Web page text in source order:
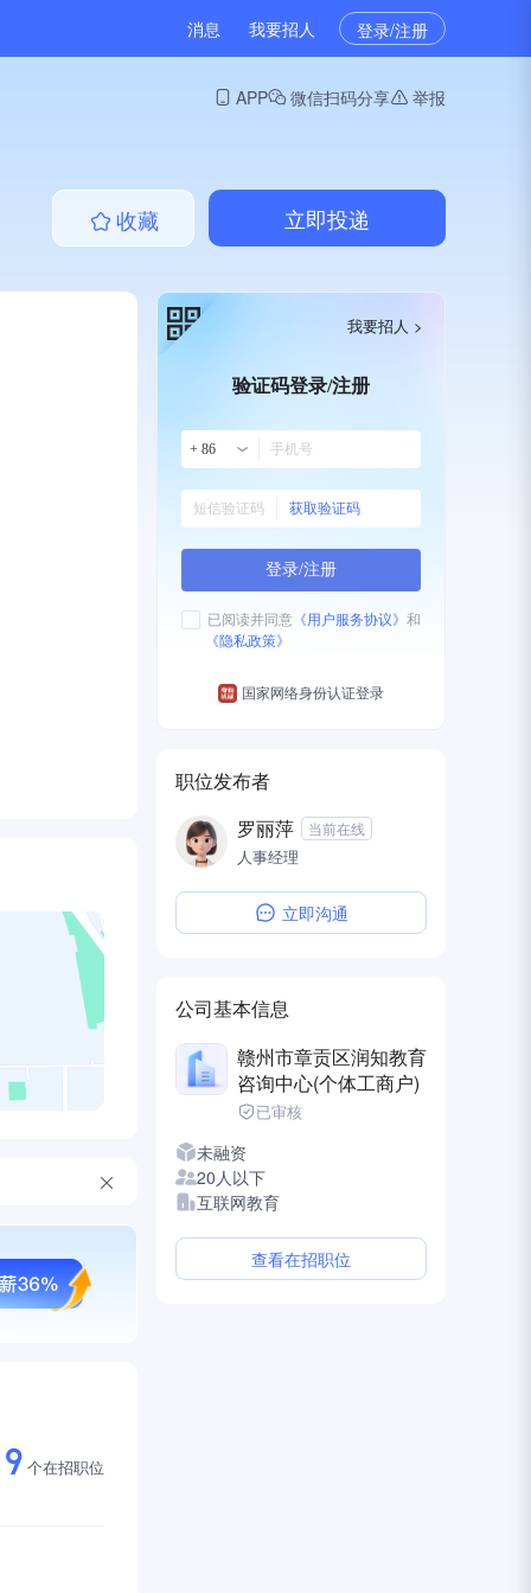
消息 我要招人 登录/注册
APP 微信扫码分享 举报
收藏 立即投递
9 个在招职位
验证码登录/注册
+ 86
获取验证码
登录/注册
已阅读并同意 《用户服务协议》 和
《隐私政策》
国家网络身份认证登录
我要招人 >
职位发布者
罗丽萍
当前在线
人事经理
立即沟通
公司基本信息
赣州市章贡区润知教育
咨询中心(个体工商户)
已审核
未融资
20人以下
互联网教育
查看在招职位